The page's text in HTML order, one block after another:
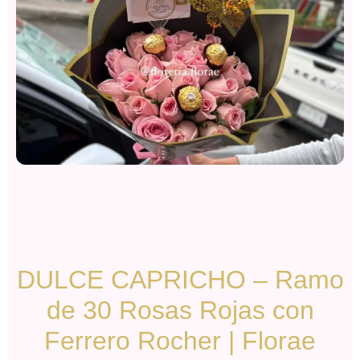
DULCE CAPRICHO – Ramo
de 30 Rosas Rojas con
Ferrero Rocher | Florae